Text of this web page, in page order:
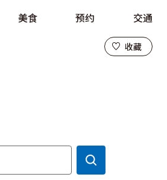
美食 预约
交通
收藏